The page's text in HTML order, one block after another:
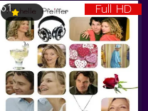
Full HD
6.1